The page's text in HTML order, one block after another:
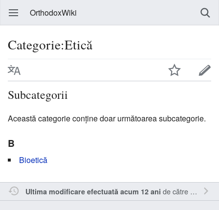
OrthodoxWiki
Categorie:Etică
Subcategorii
Această categorie conține doar următoarea subcategorie.
B
Bioetică
Ultima modificare efectuată acum 12 ani de către Nick15